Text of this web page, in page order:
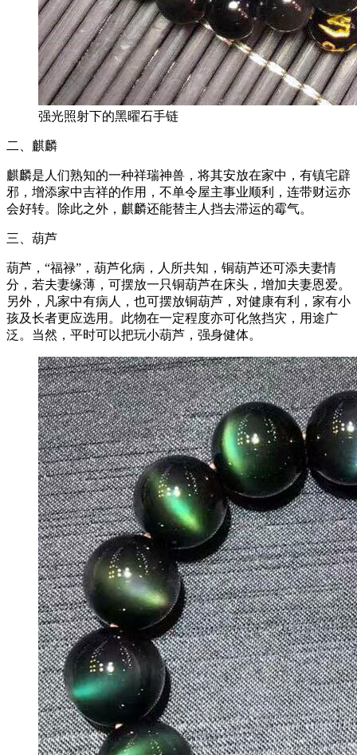
强光照射下的黑曜石手链
二、麒麟
麒麟是人们熟知的一种祥瑞神兽，将其安放在家中，有镇宅辟
邪，增添家中吉祥的作用，不单令屋主事业顺利，连带财运亦
会好转。除此之外，麒麟还能替主人挡去滞运的霉气。
三、葫芦
葫芦，“福禄”，葫芦化病，人所共知，铜葫芦还可添夫妻情
分，若夫妻缘薄，可摆放一只铜葫芦在床头，增加夫妻恩爱。
另外，凡家中有病人，也可摆放铜葫芦，对健康有利，家有小
孩及长者更应选用。此物在一定程度亦可化煞挡灾，用途广
泛。当然，平时可以把玩小葫芦，强身健体。